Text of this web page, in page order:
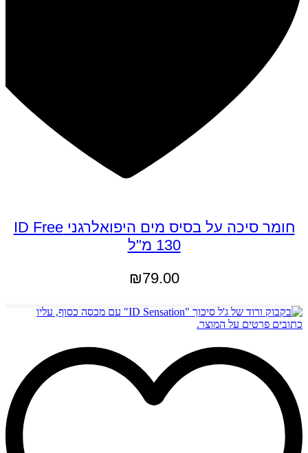
חומר סיכה על בסיס מים היפואלרגני ID Free
130 מ"ל
₪79.00